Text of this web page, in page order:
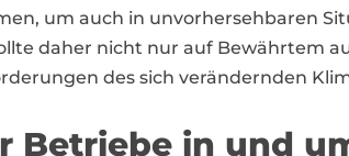
um auch in unvorhersehbaren
daher nicht nur auf Bewährtem
des sich verändernden
Betriebe in und